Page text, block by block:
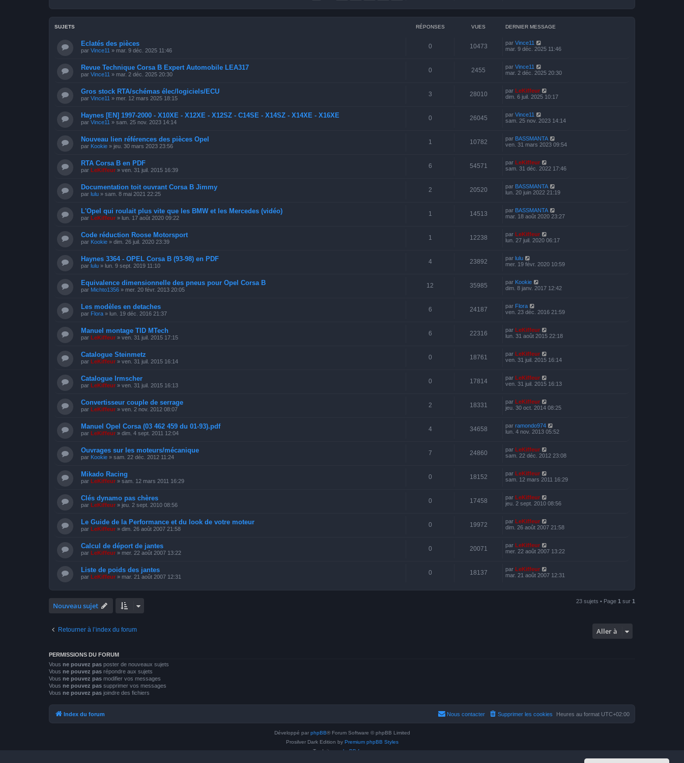
SUJETS RÉPONSES VUES DERNIER MESSAGE
Eclatés des pièces
par Vince11 » mar. 9 déc. 2025 11:46
0 10473 par Vince11
mar. 9 déc. 2025 11:46
Revue Technique Corsa B Expert Automobile LEA317
par Vince11 » mar. 2 déc. 2025 20:30
0 2455 par Vince11
mar. 2 déc. 2025 20:30
Gros stock RTA/schémas élec/logiciels/ECU
par Vince11 » mer. 12 mars 2025 18:15
3 28010 par LeKiffeur
dim. 6 juil. 2025 10:17
Haynes [EN] 1997-2000 - X10XE - X12XE - X12SZ - C14SE - X14SZ - X14XE - X16XE
par Vince11 » sam. 25 nov. 2023 14:14
0 26045 par Vince11
sam. 25 nov. 2023 14:14
Nouveau lien références des pièces Opel
par Kookie » jeu. 30 mars 2023 23:56
1 10782 par BASSMANTA
ven. 31 mars 2023 09:54
RTA Corsa B en PDF
par LeKiffeur » ven. 31 juil. 2015 16:39
6 54571 par LeKiffeur
sam. 31 déc. 2022 17:46
Documentation toit ouvrant Corsa B Jimmy
par lulu » sam. 8 mai 2021 22:25
2 20520 par BASSMANTA
lun. 20 juin 2022 21:19
L'Opel qui roulait plus vite que les BMW et les Mercedes (vidéo)
par LeKiffeur » lun. 17 août 2020 09:22
1 14513 par BASSMANTA
mar. 18 août 2020 23:27
Code réduction Roose Motorsport
par Kookie » dim. 26 juil. 2020 23:39
1 12238 par LeKiffeur
lun. 27 juil. 2020 06:17
Haynes 3364 - OPEL Corsa B (93-98) en PDF
par lulu » lun. 9 sept. 2019 11:10
4 23892 par lulu
mer. 19 févr. 2020 10:59
Equivalence dimensionnelle des pneus pour Opel Corsa B
par Michto1356 » mer. 20 févr. 2013 20:05
12 35985 par Kookie
dim. 8 janv. 2017 12:42
Les modèles en detaches
par Flora » lun. 19 déc. 2016 21:37
6 24187 par Flora
ven. 23 déc. 2016 21:59
Manuel montage TID MTech
par LeKiffeur » ven. 31 juil. 2015 17:15
6 22316 par LeKiffeur
lun. 31 août 2015 22:18
Catalogue Steinmetz
par LeKiffeur » ven. 31 juil. 2015 16:14
0 18761 par LeKiffeur
ven. 31 juil. 2015 16:14
Catalogue Irmscher
par LeKiffeur » ven. 31 juil. 2015 16:13
0 17814 par LeKiffeur
ven. 31 juil. 2015 16:13
Convertisseur couple de serrage
par LeKiffeur » ven. 2 nov. 2012 08:07
2 18331 par LeKiffeur
jeu. 30 oct. 2014 08:25
Manuel Opel Corsa (03 462 459 du 01-93).pdf
par LeKiffeur » dim. 4 sept. 2011 12:04
4 34658 par ramondo974
lun. 4 nov. 2013 05:52
Ouvrages sur les moteurs/mécanique
par Kookie » sam. 22 déc. 2012 11:24
7 24860 par LeKiffeur
sam. 22 déc. 2012 23:08
Mikado Racing
par LeKiffeur » sam. 12 mars 2011 16:29
0 18152 par LeKiffeur
sam. 12 mars 2011 16:29
Clés dynamo pas chères
par LeKiffeur » jeu. 2 sept. 2010 08:56
0 17458 par LeKiffeur
jeu. 2 sept. 2010 08:56
Le Guide de la Performance et du look de votre moteur
par LeKiffeur » dim. 26 août 2007 21:58
0 19972 par LeKiffeur
dim. 26 août 2007 21:58
Calcul de déport de jantes
par LeKiffeur » mer. 22 août 2007 13:22
0 20071 par LeKiffeur
mer. 22 août 2007 13:22
Liste de poids des jantes
par LeKiffeur » mar. 21 août 2007 12:31
0 18137 par LeKiffeur
mar. 21 août 2007 12:31
Nouveau sujet 23 sujets • Page 1 sur 1
Retourner à l’index du forum Aller à
PERMISSIONS DU FORUM
Vous ne pouvez pas poster de nouveaux sujets
Vous ne pouvez pas répondre aux sujets
Vous ne pouvez pas modifier vos messages
Vous ne pouvez pas supprimer vos messages
Vous ne pouvez pas joindre des fichiers
Index du forum Heures au format UTC+02:00
Supprimer les cookies
Nous contacter
Développé par phpBB® Forum Software © phpBB Limited
Prosilver Dark Edition by Premium phpBB Styles
Traduit par
phpBB-fr.com